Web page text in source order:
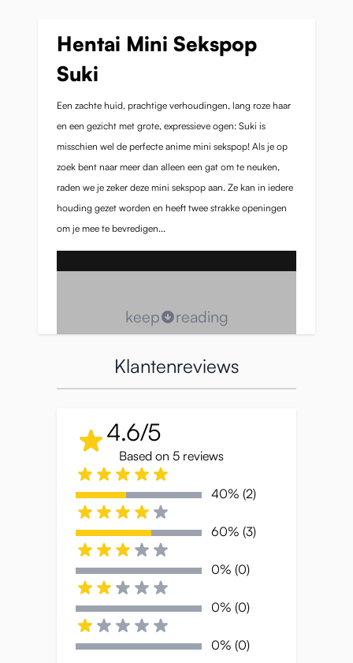
Hentai Mini Sekspop
Suki
Een zachte huid, prachtige verhoudingen, lang roze haar
en een gezicht met grote, expressieve ogen: Suki is
misschien wel de perfecte anime mini sekspop! Als je op
zoek bent naar meer dan alleen een gat om te neuken,
raden we je zeker deze mini sekspop aan. Ze kan in iedere
houding gezet worden en heeft twee strakke openingen
om je mee te bevredigen...
keep reading
Klantenreviews
4.6/5
Based on 5 reviews
40% (2)
60% (3)
0% (0)
0% (0)
0% (0)